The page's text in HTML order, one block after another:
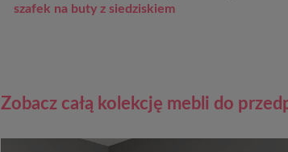
szafek na buty z siedziskiem
Zobacz całą kolekcję mebli do